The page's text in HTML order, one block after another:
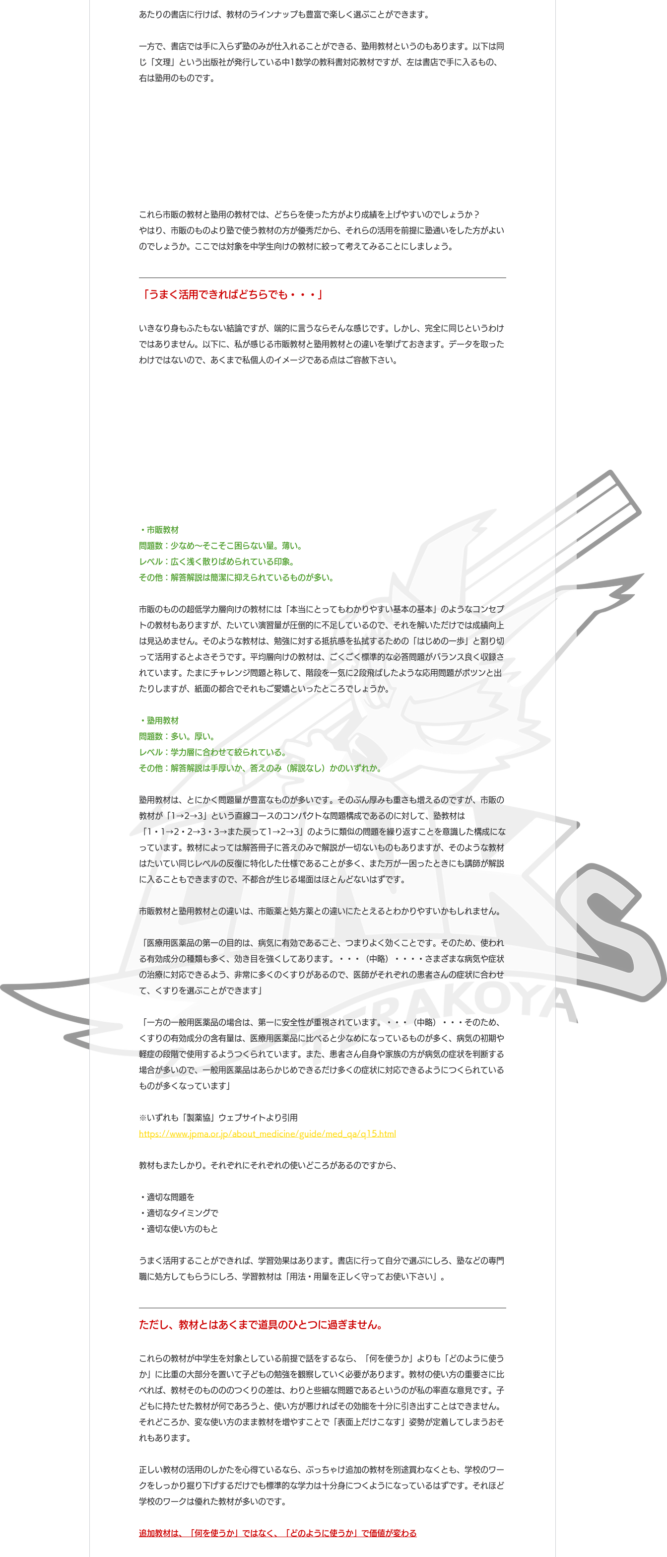
あたりの書店に行けば、教材のラインナップも豊富で楽しく選ぶことができます。
一方で、書店では手に入らず塾のみが仕入れることができる、塾用教材というのもあります。以下は同
じ「文理」という出版社が発行している中1数学の教科書対応教材ですが、左は書店で手に入るもの、
右は塾用のものです。
これら市販の教材と塾用の教材では、どちらを使った方がより成績を上げやすいのでしょうか？
やはり、市販のものより塾で使う教材の方が優秀だから、それらの活用を前提に塾通いをした方がよい
のでしょうか。ここでは対象を中学生向けの教材に絞って考えてみることにしましょう。
「うまく活用できればどちらでも・・・」
いきなり身もふたもない結論ですが、端的に言うならそんな感じです。しかし、完全に同じというわけ
ではありません。以下に、私が感じる市販教材と塾用教材との違いを挙げておきます。データを取った
わけではないので、あくまで私個人のイメージである点はご容赦下さい。
・市販教材
問題数：少なめ～そこそこ困らない量。薄い。
レベル：広く浅く散りばめられている印象。
その他：解答解説は簡潔に抑えられているものが多い。
市販のものの超低学力層向けの教材には「本当にとってもわかりやすい基本の基本」のようなコンセプ
トの教材もありますが、たいてい演習量が圧倒的に不足しているので、それを解いただけでは成績向上
は見込めません。そのような教材は、勉強に対する抵抗感を払拭するための「はじめの一歩」と割り切
って活用するとよさそうです。平均層向けの教材は、ごくごく標準的な必答問題がバランス良く収録さ
れています。たまにチャレンジ問題と称して、階段を一気に2段飛ばしたような応用問題がポツンと出
たりしますが、紙面の都合でそれもご愛嬌といったところでしょうか。
・塾用教材
問題数：多い。厚い。
レベル：学力層に合わせて絞られている。
その他：解答解説は手厚いか、答えのみ（解説なし）かのいずれか。
塾用教材は、とにかく問題量が豊富なものが多いです。そのぶん厚みも重さも増えるのですが、市販の
教材が「1→2→3」という直線コースのコンパクトな問題構成であるのに対して、塾教材は
「1・1→2・2→3・3→また戻って1→2→3」のように類似の問題を繰り返すことを意識した構成にな
っています。教材によっては解答冊子に答えのみで解説が一切ないものもありますが、そのような教材
はたいてい同じレベルの反復に特化した仕様であることが多く、また万が一困ったときにも講師が解説
に入ることもできますので、不都合が生じる場面はほとんどないはずです。
市販教材と塾用教材との違いは、市販薬と処方薬との違いにたとえるとわかりやすいかもしれません。
「医療用医薬品の第一の目的は、病気に有効であること、つまりよく効くことです。そのため、使われ
る有効成分の種類も多く、効き目を強くしてあります。・・・（中略）・・・・さまざまな病気や症状
の治療に対応できるよう、非常に多くのくすりがあるので、医師がそれぞれの患者さんの症状に合わせ
て、くすりを選ぶことができます」
「一方の一般用医薬品の場合は、第一に安全性が重視されています。・・・（中略）・・・そのため、
くすりの有効成分の含有量は、医療用医薬品に比べると少なめになっているものが多く、病気の初期や
軽症の段階で使用するようつくられています。また、患者さん自身や家族の方が病気の症状を判断する
場合が多いので、一般用医薬品はあらかじめできるだけ多くの症状に対応できるようにつくられている
ものが多くなっています」
※いずれも「製薬協」ウェブサイトより引用
https://www.jpma.or.jp/about_medicine/guide/med_qa/q15.html
教材もまたしかり。それぞれにそれぞれの使いどころがあるのですから、
・適切な問題を
・適切なタイミングで
・適切な使い方のもと
うまく活用することができれば、学習効果はあります。書店に行って自分で選ぶにしろ、塾などの専門
職に処方してもらうにしろ、学習教材は「用法・用量を正しく守ってお使い下さい」。
ただし、教材とはあくまで道具のひとつに過ぎません。
これらの教材が中学生を対象としている前提で話をするなら、「何を使うか」よりも「どのように使う
か」に比重の大部分を置いて子どもの勉強を観察していく必要があります。教材の使い方の重要さに比
べれば、教材そのものののつくりの差は、わりと些細な問題であるというのが私の率直な意見です。子
どもに持たせた教材が何であろうと、使い方が悪ければその効能を十分に引き出すことはできません。
それどころか、変な使い方のまま教材を増やすことで「表面上だけこなす」姿勢が定着してしまうおそ
れもあります。
正しい教材の活用のしかたを心得ているなら、ぶっちゃけ追加の教材を別途買わなくとも、学校のワー
クをしっかり掘り下げするだけでも標準的な学力は十分身につくようになっているはずです。それほど
学校のワークは優れた教材が多いのです。
追加教材は、「何を使うか」ではなく、「どのように使うか」で価値が変わる